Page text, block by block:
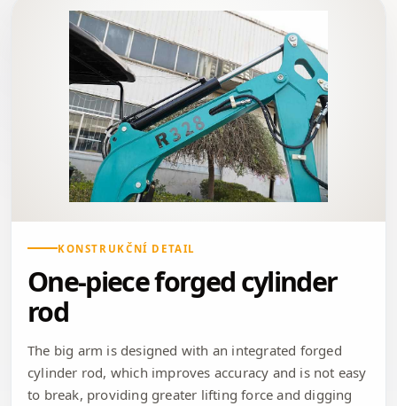
KONSTRUKČNÍ DETAIL
One-piece forged cylinder
rod
The big arm is designed with an integrated forged
cylinder rod, which improves accuracy and is not easy
to break, providing greater lifting force and digging